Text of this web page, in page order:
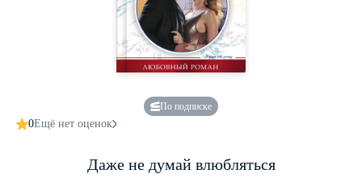
По подписке
0Ещё нет оценок
Даже не думай влюбляться